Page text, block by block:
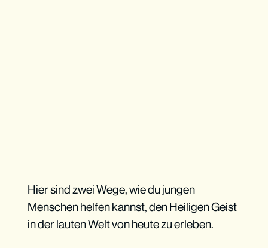
Hier sind zwei Wege, wie du jungen
Menschen helfen kannst, den Heiligen Geist
in der lauten Welt von heute zu erleben.